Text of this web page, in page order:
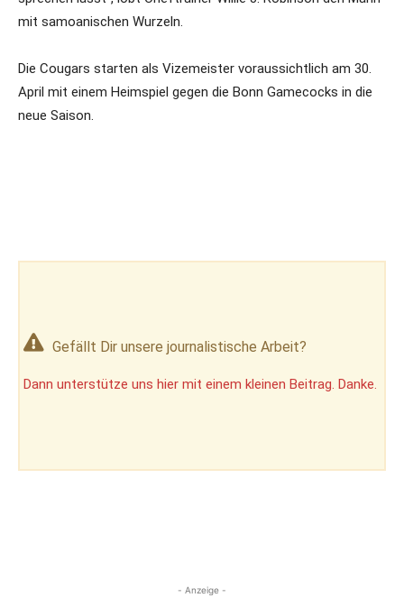
mit samoanischen Wurzeln.
Die Cougars starten als Vizemeister voraussichtlich am 30.
April mit einem Heimspiel gegen die Bonn Gamecocks in die
neue Saison.
Gefällt Dir unsere journalistische Arbeit?
Dann unterstütze uns hier mit einem kleinen Beitrag. Danke.
- Anzeige -